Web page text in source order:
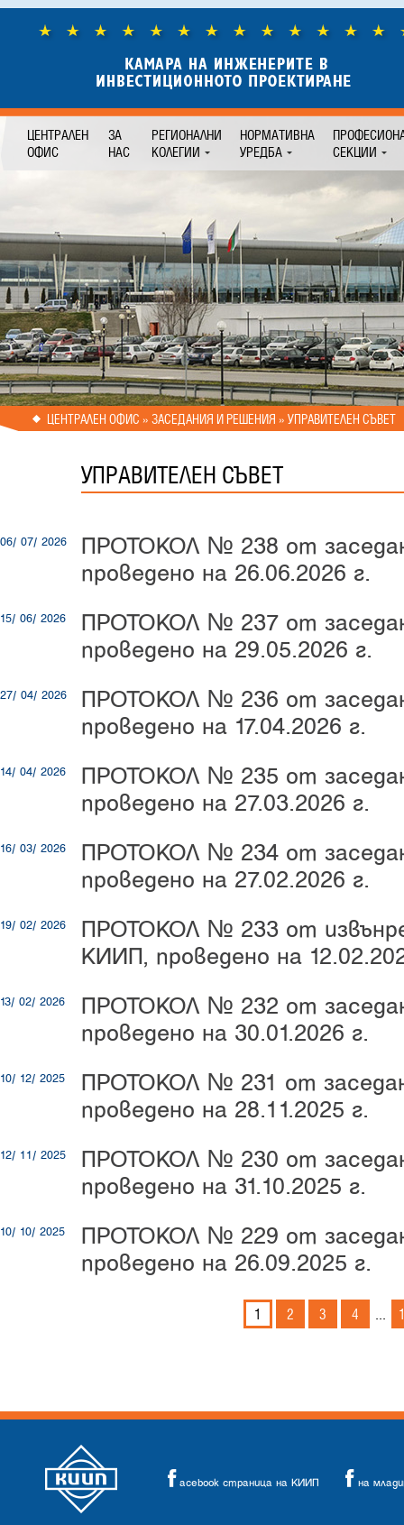
ЦЕНТРАЛЕН
ОФИС
ЗА
НАС
РЕГИОНАЛНИ
КОЛЕГИИ
НОРМАТИВНА
УРЕДБА
СЕКЦИИ
ЦЕНТРАЛЕН ОФИС » ЗАСЕДАНИЯ И РЕШЕНИЯ » УПРАВИТЕЛЕН СЪВЕТ
УПРАВИТЕЛЕН СЪВЕТ
06/ 07/ 2026
ПРОТОКОЛ № 238 от
проведено на 26.06.2026 г.
15/ 06/ 2026
ПРОТОКОЛ № 237 от
проведено на 29.05.2026 г.
27/ 04/ 2026
ПРОТОКОЛ № 236 от
проведено на 17.04.2026 г.
14/ 04/ 2026
ПРОТОКОЛ № 235 от
проведено на 27.03.2026 г.
16/ 03/ 2026
ПРОТОКОЛ № 234 от
проведено на 27.02.2026 г.
19/ 02/ 2026
ПРОТОКОЛ № 233 от
КИИП, проведено на
13/ 02/ 2026
ПРОТОКОЛ № 232 от
проведено на 30.01.2026 г.
10/ 12/ 2025
ПРОТОКОЛ № 231 от
проведено на 28.11.2025 г.
12/ 11/ 2025
ПРОТОКОЛ № 230 от
проведено на 31.10.2025 г.
10/ 10/ 2025
ПРОТОКОЛ № 229 от
проведено на 26.09.2025 г.
1 2 3 4 ...
acebook страница на КИИП на